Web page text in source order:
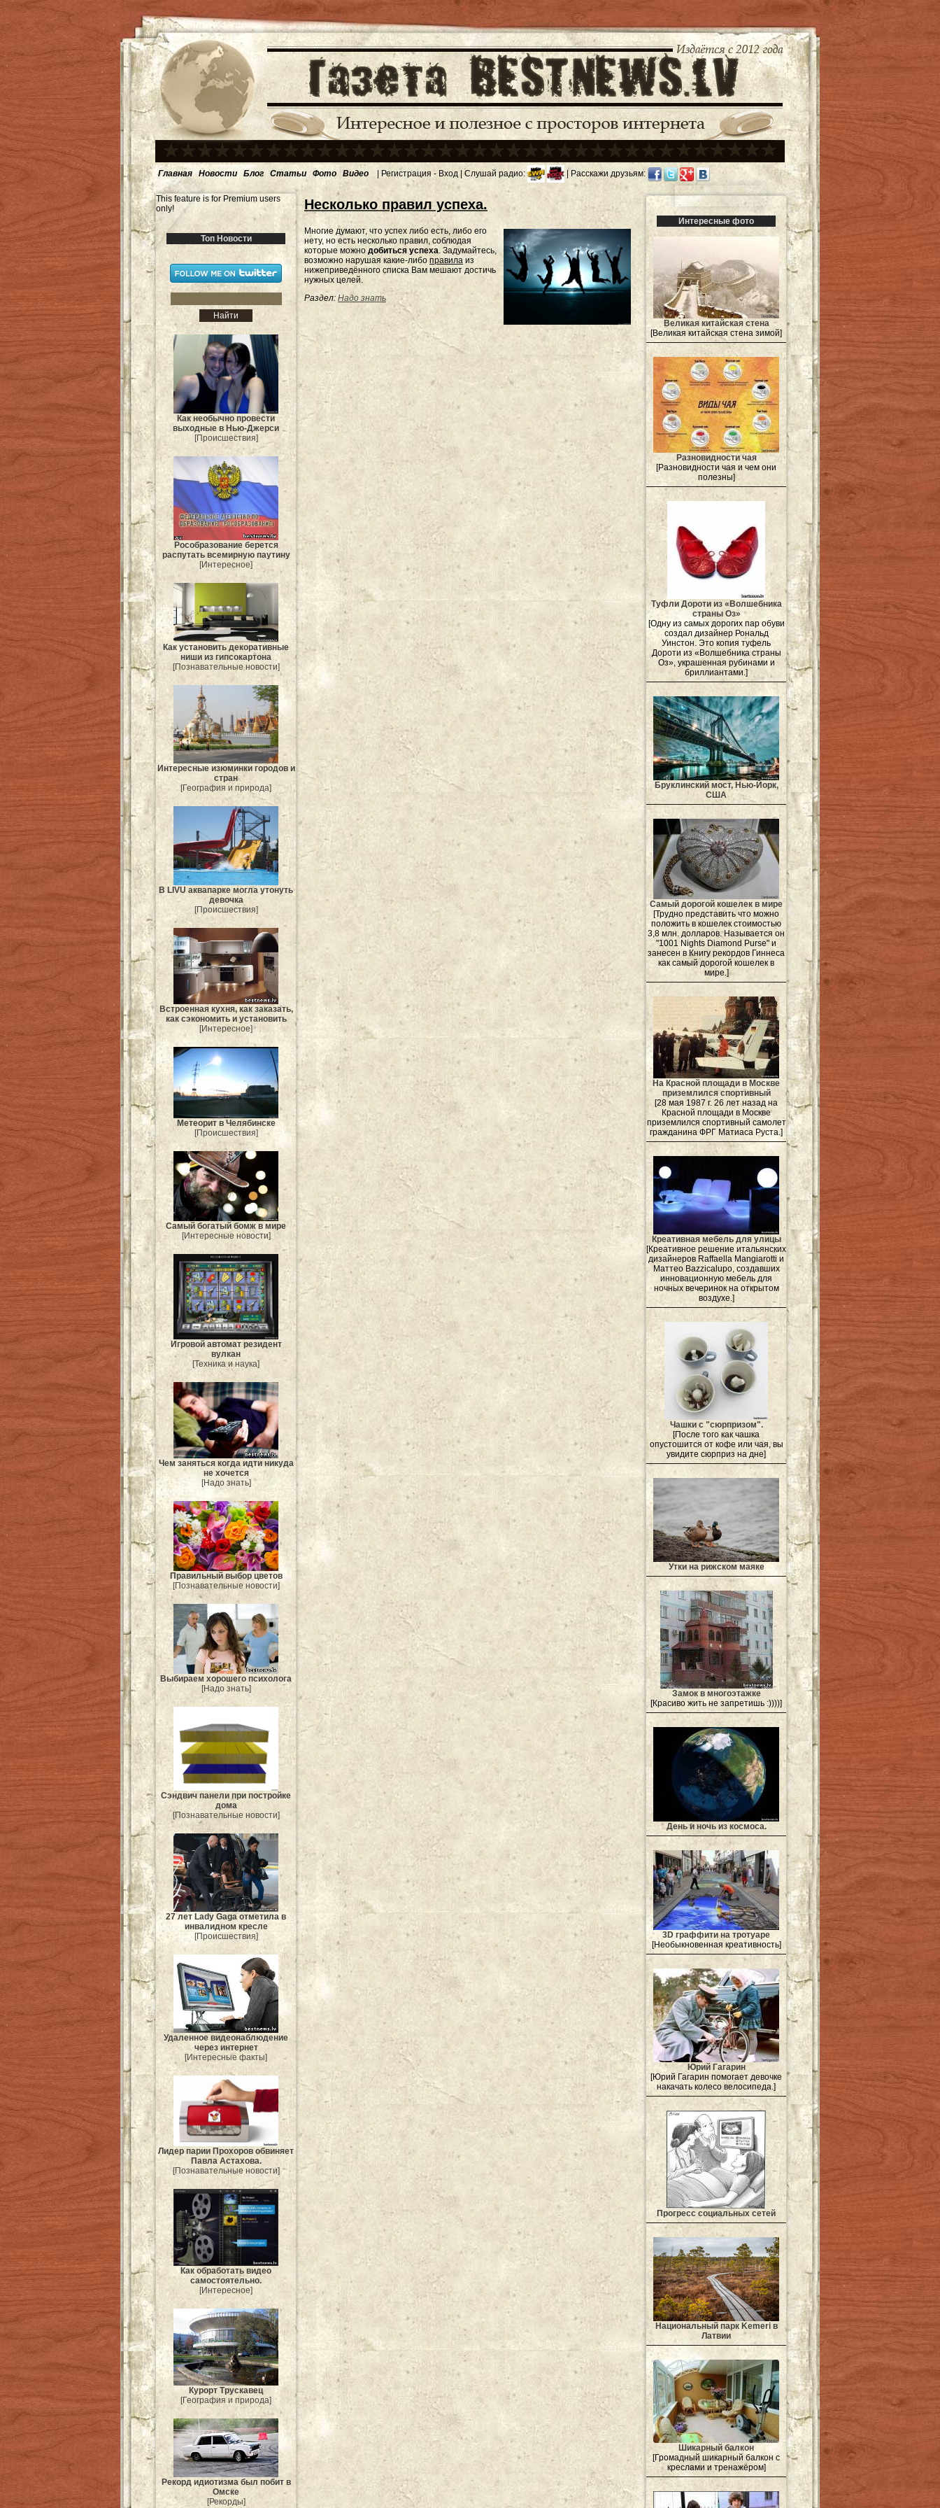
Главная Новости Блог Статьи Фото Видео | Регистрация - Вход | Слушай радио: | Расскажи друзьям:
This feature is for Premium users
only!
Топ Новости
Как необычно провести
выходные в Нью-Джерси
[Происшествия]
Рособразование берется
распутать всемирную паутину
[Интересное]
Как установить декоративные
ниши из гипсокартона
[Познавательные новости]
Интересные изюминки городов и
стран
[География и природа]
В LIVU аквапарке могла утонуть
девочка
[Происшествия]
Встроенная кухня, как заказать,
как сэкономить и установить
[Интересное]
Метеорит в Челябинске
[Происшествия]
Самый богатый бомж в мире
[Интересные новости]
Игровой автомат резидент
вулкан
[Техника и наука]
Чем заняться когда идти никуда
не хочется
[Надо знать]
Правильный выбор цветов
[Познавательные новости]
Выбираем хорошего психолога
[Надо знать]
Сэндвич панели при постройке
дома
[Познавательные новости]
27 лет Lady Gaga отметила в
инвалидном кресле
[Происшествия]
Удаленное видеонаблюдение
через интернет
[Интересные факты]
Лидер парии Прохоров обвиняет
Павла Астахова.
[Познавательные новости]
Как обработать видео
самостоятельно.
[Интересное]
Курорт Трускавец
[География и природа]
Рекорд идиотизма был побит в
Омске
[Рекорды]
Несколько правил успеха.
Многие думают, что успех либо есть, либо его
нету, но есть несколько правил, соблюдая
которые можно добиться успеха. Задумайтесь,
возможно нарушая какие-либо правила из
нижеприведённого списка Вам мешают достичь
нужных целей.
Раздел: Надо знать
Интересные фото
Великая китайская стена
[Великая китайская стена зимой]
Разновидности чая
[Разновидности чая и чем они
полезны]
Туфли Дороти из «Волшебника
страны Оз»
[Одну из самых дорогих пар обуви
создал дизайнер Рональд
Уинстон. Это копия туфель
Дороти из «Волшебника страны
Оз», украшенная рубинами и
бриллиантами.]
Бруклинский мост, Нью-Йорк,
США
Самый дорогой кошелек в мире
[Трудно представить что можно
положить в кошелек стоимостью
3,8 млн. долларов. Называется он
"1001 Nights Diamond Purse" и
занесен в Книгу рекордов Гиннеса
как самый дорогой кошелек в
мире.]
На Красной площади в Москве
приземлился спортивный
[28 мая 1987 г. 26 лет назад на
Красной площади в Москве
приземлился спортивный самолет
гражданина ФРГ Матиаса Руста.]
Креативная мебель для улицы
[Креативное решение итальянских
дизайнеров Raffaella Mangiarotti и
Маттео Bazzicalupo, создавших
инновационную мебель для
ночных вечеринок на открытом
воздухе.]
Чашки с "сюрпризом".
[После того как чашка
опустошится от кофе или чая, вы
увидите сюрприз на дне]
Утки на рижском маяке
Замок в многоэтажке
[Красиво жить не запретишь :))))]
День и ночь из космоса.
3D граффити на тротуаре
[Необыкновенная креативность]
Юрий Гагарин
[Юрий Гагарин помогает девочке
накачать колесо велосипеда.]
Прогресс социальных сетей
Национальный парк Kemeri в
Латвии
Шикарный балкон
[Громадный шикарный балкон с
креслами и тренажёром]